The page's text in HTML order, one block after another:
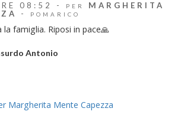
08:52 - PER
MARGHERITA
- POMARICO
famiglia. Riposi in pace🙏
Antonio
Margherita Mente Capezza